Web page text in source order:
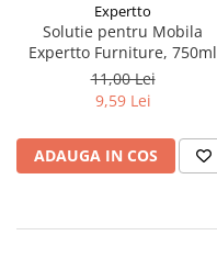
Expertto
Solutie pentru Mobila
Expertto Furniture, 750ml
11,00 Lei
9,59 Lei
ADAUGA IN COS